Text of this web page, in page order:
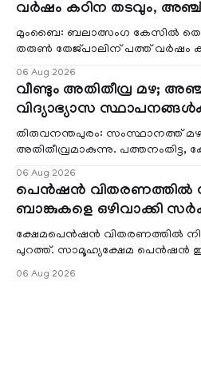
വർഷം കഠിന തടവും,
മുംബൈ: ബലാത്സംഗ കേസിൽ
തരുൺ തേജ്‌പാലിന് പത്ത് വർഷം
രൂപ പിഴയും. ബോംബെ
06 Aug 2026
വീണ്ടും അതിതീവ്ര മഴ;
വിദ്യാഭ്യാസ
തിരുവനന്തപുരം: സംസ്ഥാനത്ത് മഴ
അതിതീവ്രമാകുന്നു. പത്തനംതിട്ട,
റെഡ് അലേർട്ട് പ്രഖ്യാപിച്ചു. കണ്ണൂർ,
06 Aug 2026
പെൻഷൻ
ബാങ്കുകളെ ഒഴിവാക്കി
ക്ഷേമപെൻഷൻ വിതരണത്തിൽ
പുറത്ത്. സാമൂഹ്യക്ഷേമ
ബാങ്കുകൾ വഴി നേരിട്ട്
06 Aug 2026